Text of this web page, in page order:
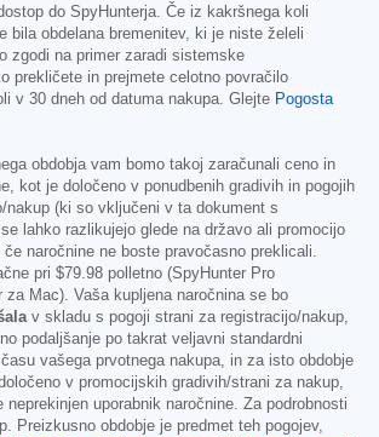
do SpyHunterja. Če iz kakršnega koli
bila obdelana bremenitev, ki je niste želeli
zgodi na primer zaradi sistemske
prekličete in prejmete celotno povračilo
v 30 dneh od datuma nakupa. Glejte Pogosta
obdobja vam bomo takoj zaračunali ceno in
kot je določeno v ponudbenih gradivih in pogojih
nakup (ki so vključeni v ta dokument s
lahko razlikujejo glede na državo ali promocijo
naročnine ne boste pravočasno preklicali.
pri $79.98 polletno (SpyHunter Pro
za Mac). Vaša kupljena naročnina se bo
v skladu s pogoji strani za registracijo/nakup,
podaljšanje po takrat veljavni standardni
vašega prvotnega nakupa, in za isto obdobje
v promocijskih gradivih/strani za nakup,
neprekinjen uporabnik naročnine. Za podrobnosti
Preizkusno obdobje je predmet teh pogojev,